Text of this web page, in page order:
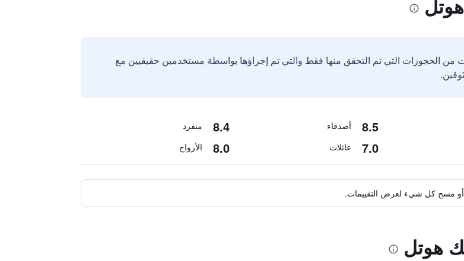
من الحجوزات التي تم التحقق منها فقط والتي تم إجراؤها بواسطة مستخدمين حقيقيين مع
8.5 أصدقاء 8.4 منفرد
7.0 عائلات 8.0 الأزواج
أو مسح كل شيء لعرض التقييمات.
هوتل